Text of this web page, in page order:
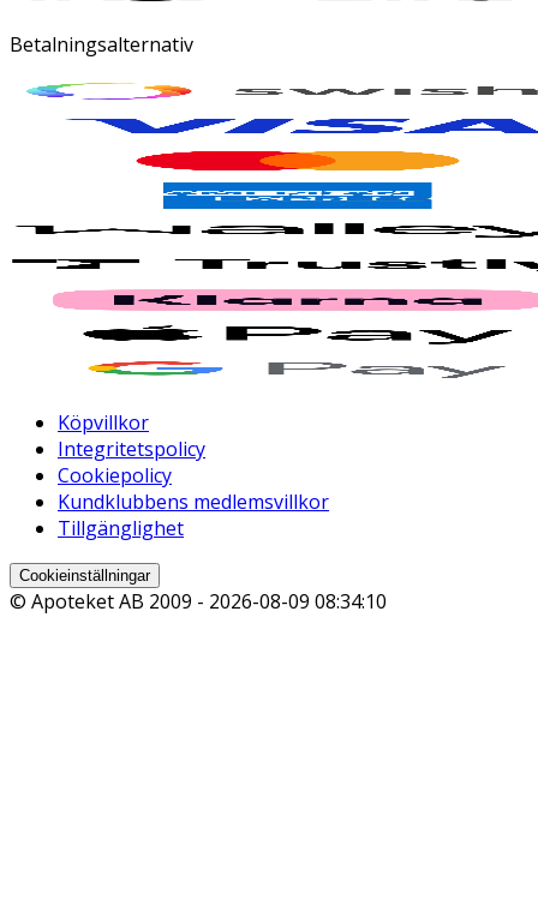
Betalningsalternativ
Köpvillkor
Integritetspolicy
Cookiepolicy
Kundklubbens medlemsvillkor
Tillgänglighet
Cookieinställningar
© Apoteket AB 2009 - 2026-08-09 08:34:10